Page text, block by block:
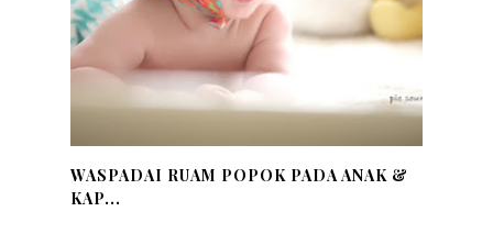
WASPADAI RUAM POPOK PADA ANAK &
KAP...